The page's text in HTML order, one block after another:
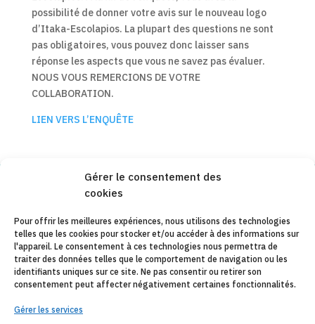
Gérer le consentement des
cookies
Pour offrir les meilleures expériences, nous utilisons des technologies
telles que les cookies pour stocker et/ou accéder à des informations sur
l'appareil. Le consentement à ces technologies nous permettra de
traiter des données telles que le comportement de navigation ou les
identifiants uniques sur ce site. Ne pas consentir ou retirer son
consentement peut affecter négativement certaines fonctionnalités.
Gérer les services
possibilité de donner votre avis sur le nouveau logo
d’Itaka-Escolapios. La plupart des questions ne sont
pas obligatoires, vous pouvez donc laisser sans
réponse les aspects que vous ne savez pas évaluer.
NOUS VOUS REMERCIONS DE VOTRE
COLLABORATION.
LIEN VERS L’ENQUÊTE
Copyleft 2025
AVIS JURIDIQUE
POLÍTIQUE DE CONFIDENTIALITÉ